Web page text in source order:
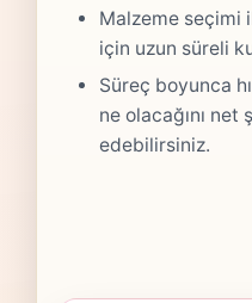
Malzeme seçimi
için uzun süreli
Süreç boyunca
ne olacağını
edebilirsiniz.